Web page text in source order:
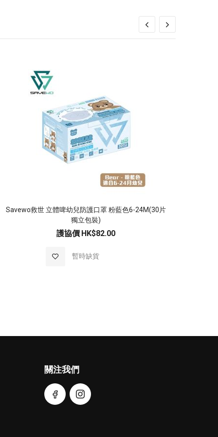
Savewo救世 立體啤幼兒防護口罩 粉藍色6-24M(30片
獨立包裝)
護協價 HK$82.00
暫時缺貨
加
望
單
關注我們